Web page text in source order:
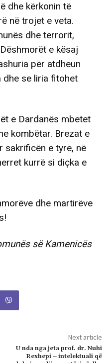
dhe kërkonin të
në trojet e veta.
dhe terrorit,
e kësaj
për atdheun
se liria fitohet
e Dardanës mbetet
kombëtar. Brezat e
sakrificën e tyre, në
kurrë si diçka e
dhe martirëve
së Kamenicës
Next article
U nda nga jeta prof. dr. Nuhi
Rexhepi – intelektuali që